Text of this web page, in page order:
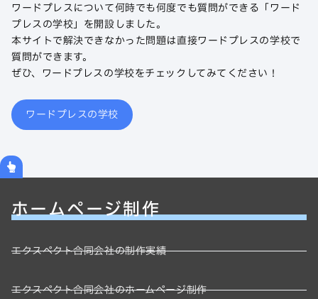
ワードプレスについて何時でも何度でも質問ができる「ワード
プレスの学校」を開設しました。
本サイトで解決できなかった問題は直接ワードプレスの学校で
質問ができます。
ぜひ、ワードプレスの学校をチェックしてみてください！
ワードプレスの学校
ホームページ制作
エクスペクト合同会社の制作実績
エクスペクト合同会社のホームページ制作